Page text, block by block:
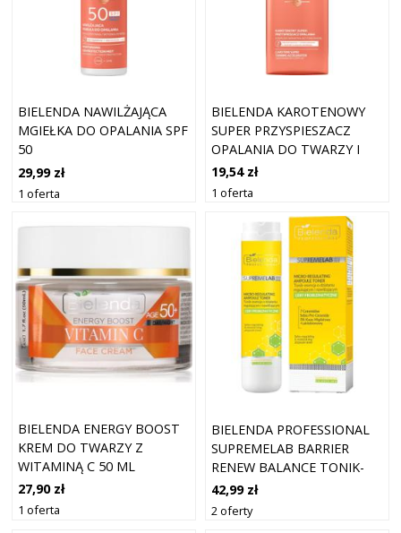
BIELENDA NAWILŻAJĄCA
MGIEŁKA DO OPALANIA SPF
50
29,99 zł
1 oferta
BIELENDA KAROTENOWY
SUPER PRZYSPIESZACZ
OPALANIA DO TWARZY I
CIAŁA
19,54 zł
1 oferta
BIELENDA ENERGY BOOST
KREM DO TWARZY Z
WITAMINĄ C 50 ML
27,90 zł
1 oferta
BIELENDA PROFESSIONAL
SUPREMELAB BARRIER
RENEW BALANCE TONIK-
ESENCJA O DZIAŁANIU
REGULUJĄCYM I
NAWILŻAJĄCYM 100 ML
42,99 zł
2 oferty